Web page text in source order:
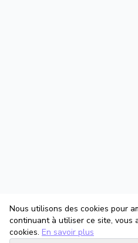
Nous utilisons des cookies pour
continuant à utiliser ce site, vous
cookies. En savoir plus